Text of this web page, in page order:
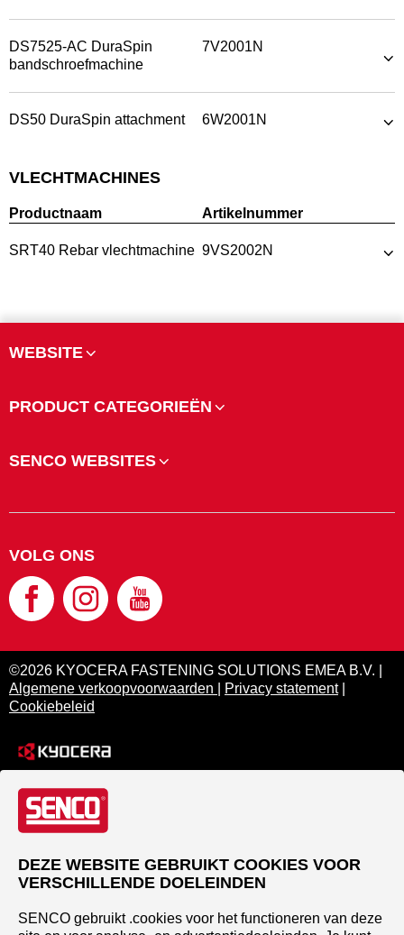
DS7525-AC DuraSpin
bandschroefmachine
7V2001N
DS50 DuraSpin attachment 6W2001N
VLECHTMACHINES
Productnaam Artikelnummer
SRT40 Rebar vlechtmachine 9VS2002N
WEBSITE
PRODUCT CATEGORIEËN
SENCO WEBSITES
VOLG ONS
©2026 KYOCERA FASTENING SOLUTIONS EMEA B.V. |
Algemene verkoopvoorwaarden
Privacy statement|
Cookiebeleid
DEZE WEBSITE GEBRUIKT COOKIES VOOR
VERSCHILLENDE DOELEINDEN
SENCO gebruikt .cookies voor het functioneren van deze